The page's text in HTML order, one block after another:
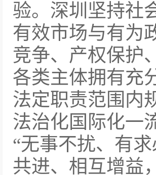
验。深圳坚持社
有效市场与有为
竞争、产权保护
各类主体拥有充
法定职责范围内
法治化国际化一
“无事不扰、有
共进、相互增益